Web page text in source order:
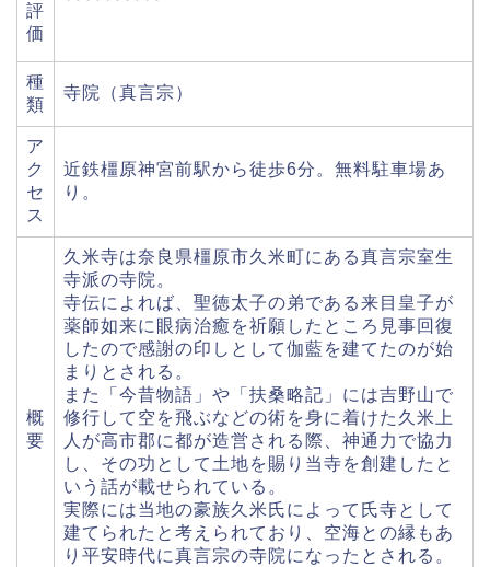
評
価
種
類
寺院（真言宗）
ア
ク
セ
ス
近鉄橿原神宮前駅から徒歩6分。無料駐車場あ
り。
概
要
久米寺は奈良県橿原市久米町にある真言宗室生
寺派の寺院。
寺伝によれば、聖徳太子の弟である来目皇子が
薬師如来に眼病治癒を祈願したところ見事回復
したので感謝の印しとして伽藍を建てたのが始
まりとされる。
また「今昔物語」や「扶桑略記」には吉野山で
修行して空を飛ぶなどの術を身に着けた久米上
人が高市郡に都が造営される際、神通力で協力
し、その功として土地を賜り当寺を創建したと
いう話が載せられている。
実際には当地の豪族久米氏によって氏寺として
建てられたと考えられており、空海との縁もあ
り平安時代に真言宗の寺院になったとされる。